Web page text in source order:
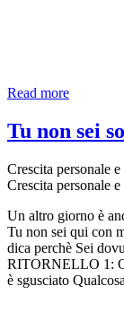
Read more
sentirsi
soli
Tu non sei
Crescita personale
Crescita personale
Un altro giorno è
Tu non sei qui con
dica perchè Sei
RITORNELLO 1:
è sgusciato